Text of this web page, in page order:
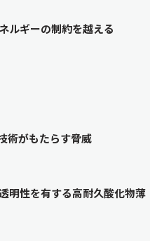
ルギーの制約を越える
術がもたらす脅威
明性を有する高耐久酸化物薄